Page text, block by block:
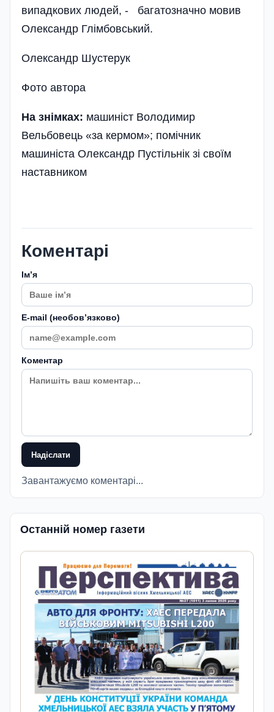
випадкових людей, - багатозначно мовив
Олександр Глімбовський.
Олександр Шустерук
Фото автора
На знімках: машиніст Володимир
Вельбовець «за кермом»; помічник
машиніста Олександр Пустільнік зі своїм
наставником
Коментарі
Імʼя
E-mail (необовʼязково)
Коментар
Надіслати
Завантажуємо коментарі...
Останній номер газети